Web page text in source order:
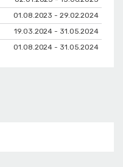
01.08.2023 - 29.02.2024
19.03.2024 - 31.05.2024
01.08.2024 - 31.05.2024